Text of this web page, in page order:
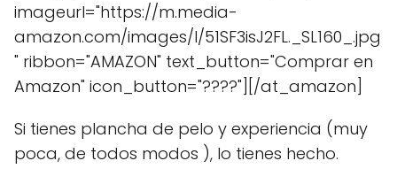
imageurl="https://m.media-
amazon.com/images/I/51SF3isJ2FL._SL160_.jpg
" ribbon="AMAZON" text_button="Comprar en
Amazon" icon_button="????"][/at_amazon]
Si tienes plancha de pelo y experiencia (muy
poca, de todos modos ), lo tienes hecho.